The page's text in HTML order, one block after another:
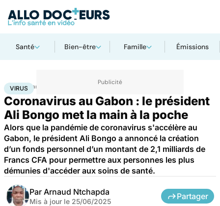
Santé Bien-être Famille Émissions
Accueil Santé Maladies infectieuses
VIRUS
Coronavirus au Gabon : le président
Ali Bongo met la main à la poche
Alors que la pandémie de coronavirus s'accélère au
Gabon, le président Ali Bongo a annoncé la création
d’un fonds personnel d’un montant de 2,1 milliards de
Francs CFA pour permettre aux personnes les plus
démunies d'accéder aux soins de santé.
Par Arnaud Ntchapda
Mis à jour le 25/06/2025
Partager